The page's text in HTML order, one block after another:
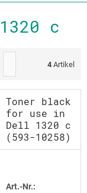
1320 c
4 Artikel
Toner black
for use in
Dell 1320 c
(593-10258)
Art.-Nr.: